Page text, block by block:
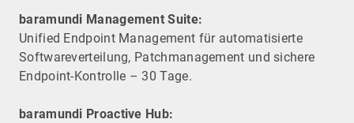
baramundi Management Suite:
Unified Endpoint Management für automatisierte
Software­verteilung, Patchmanagement und sichere
Endpoint-Kontrolle – 30 Tage.
baramundi Proactive Hub: